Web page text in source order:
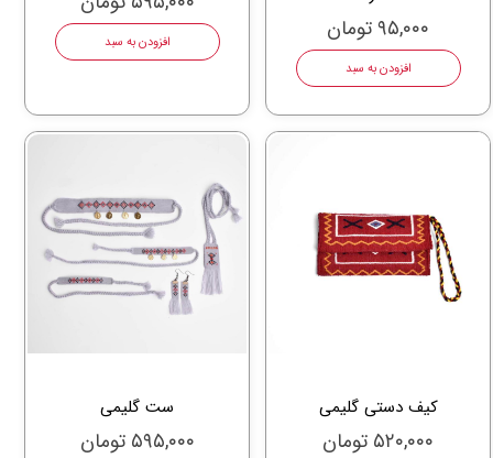
۹۵,۰۰۰ تومان
افزودن به سبد
افزودن به سبد
کیف دستی گلیمی
۵۲۰,۰۰۰ تومان
ست گلیمی
۵۹۵,۰۰۰ تومان